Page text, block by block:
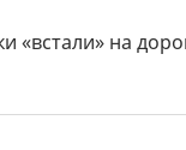
«встали» на